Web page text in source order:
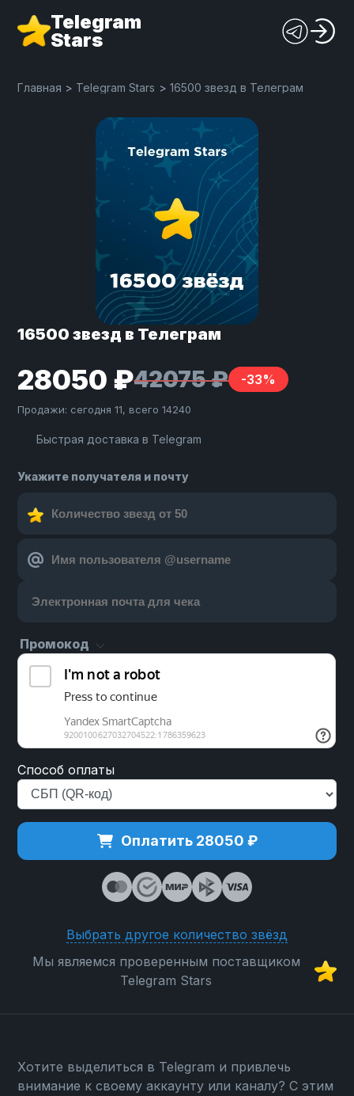
Telegram
Stars
Главная > Telegram Stars >16500 звезд в Телеграм
16500 звезд в Телеграм
28050 ₽42075 ₽ -33%
Продажи: сегодня 11, всего 14240
Быстрая доставка в Telegram
Укажите получателя и почту
Промокод
Способ оплаты
Оплатить 28050 ₽
Выбрать другое количество звёзд
Мы являемся проверенным поставщиком
Telegram Stars
Хотите выделиться в Telegram и привлечь
внимание к своему аккаунту или каналу? С этим